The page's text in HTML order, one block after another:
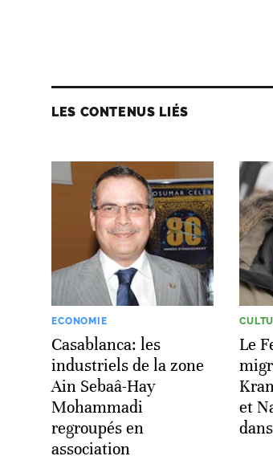
LES CONTENUS LIÉS
ECONOMIE
Casablanca: les
industriels de la zone
Ain Sebaâ-Hay
Mohammadi
regroupés en
association
Le
et